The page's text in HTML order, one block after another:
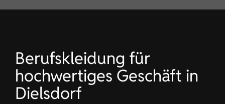
Berufskleidung für
hochwertiges Geschäft in
Dielsdorf